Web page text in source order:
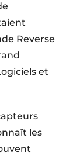
Reverse
et
les